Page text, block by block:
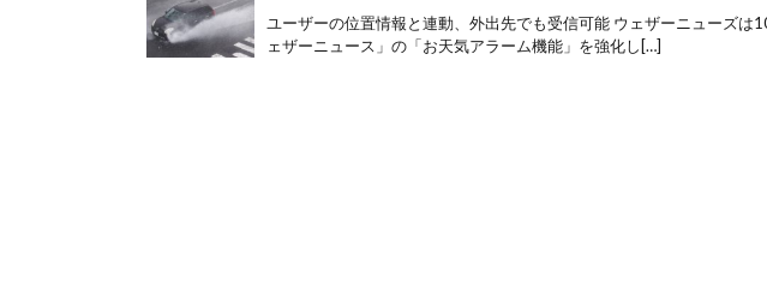
ユーザーの位置情報と連動、外出先でも受信可能 ウェザーニューズは
ェザーニュース」の「お天気アラーム機能」を強化し[…]